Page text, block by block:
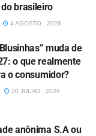
brasileiro
4 AGOSTO , 2026
muda de
o que realmente
o consumidor?
30 JULHO , 2026
anônima S.A ou